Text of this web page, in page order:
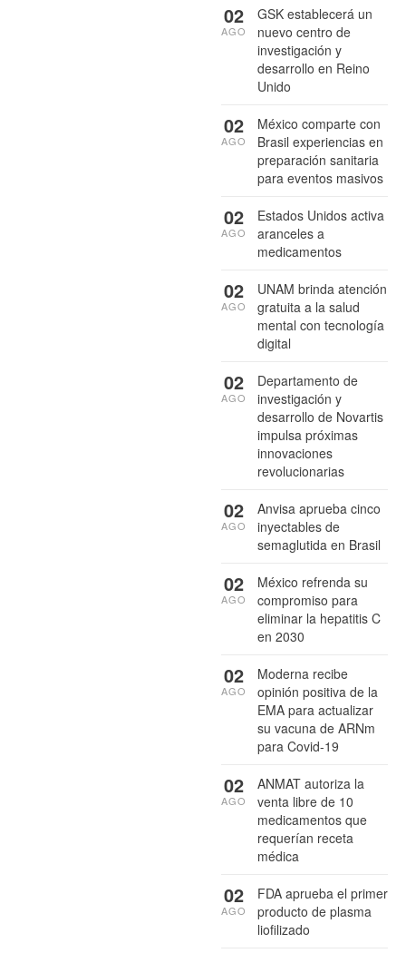
GSK establecerá un
nuevo centro de
investigación y
desarrollo en Reino
Unido
02
AGO
México comparte con
Brasil experiencias en
preparación sanitaria
para eventos masivos
02
AGO
Estados Unidos activa
aranceles a
medicamentos
02
AGO
UNAM brinda atención
gratuita a la salud
mental con tecnología
digital
02
AGO
Departamento de
investigación y
desarrollo de Novartis
impulsa próximas
innovaciones
revolucionarias
02
AGO
Anvisa aprueba cinco
inyectables de
semaglutida en Brasil
02
AGO
México refrenda su
compromiso para
eliminar la hepatitis C
en 2030
02
AGO
Moderna recibe
opinión positiva de la
EMA para actualizar
su vacuna de ARNm
para Covid-19
02
AGO
ANMAT autoriza la
venta libre de 10
medicamentos que
requerían receta
médica
02
AGO
FDA aprueba el primer
producto de plasma
liofilizado
02
AGO